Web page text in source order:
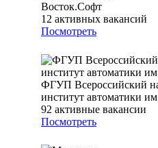
Восток.Софт
12 активных вакансий
Посмотреть
ФГУП Всероссийский
институт автоматики
92 активные вакансии
Посмотреть